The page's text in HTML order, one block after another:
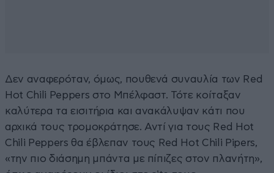
Δεν αναφερόταν, όμως, πουθενά συναυλία των Red
Hot Chili Peppers στο Μπέλφαστ. Τότε κοίταξαν
καλύτερα τα εισιτήρια και ανακάλυψαν κάτι που
αρχικά τους τρομοκράτησε. Αντί για τους Red Hot
Chili Peppers θα έβλεπαν τους Red Hot Chili Pipers,
«την πιο διάσημη μπάντα με πίπιζες στον πλανήτη»,